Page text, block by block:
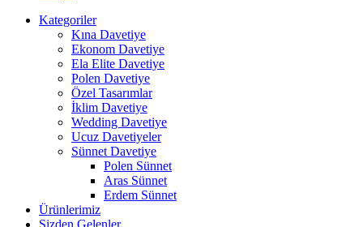
Kategoriler
Kına Davetiye
Ekonom Davetiye
Ela Elite Davetiye
Polen Davetiye
Özel Tasarımlar
İklim Davetiye
Wedding Davetiye
Ucuz Davetiyeler
Sünnet Davetiye
Polen Sünnet
Aras Sünnet
Erdem Sünnet
Ürünlerimiz
Sizden Gelenler